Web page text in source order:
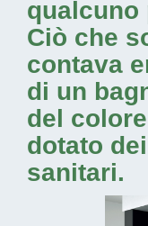
qualcuno
Ciò che
contava
di un
del
dotato
sanitari.